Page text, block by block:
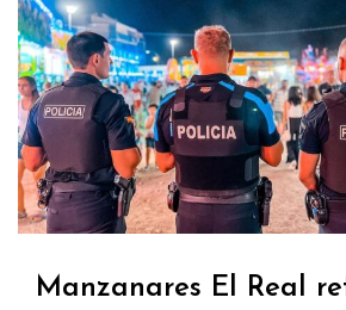
Manzanares El Real